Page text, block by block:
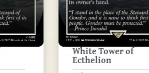
White Tower of
Ecthelion